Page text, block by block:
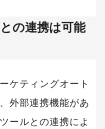
の連携は可能
ケティングオート
外部連携機能があ
ールとの連携によ